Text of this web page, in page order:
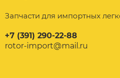
Запчасти для импортных
+7 (391) 290-22-88
rotor-import@mail.ru